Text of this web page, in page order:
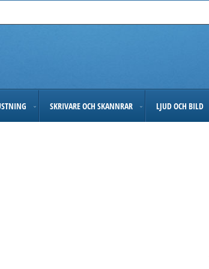
SKRIVARE OCH SKANNRAR LJUD OCH BILD